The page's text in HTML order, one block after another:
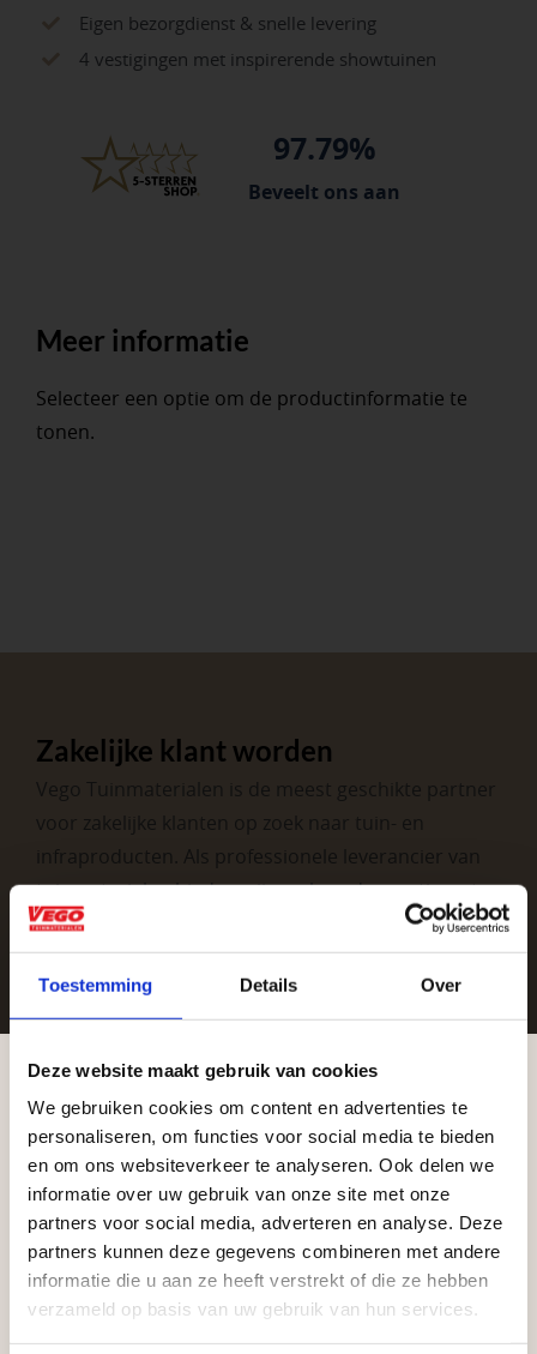
Toestemming Details Over
Deze website maakt gebruik van cookies
We gebruiken cookies om content en advertenties te
personaliseren, om functies voor social media te bieden
en om ons websiteverkeer te analyseren. Ook delen we
informatie over uw gebruik van onze site met onze
partners voor social media, adverteren en analyse. Deze
partners kunnen deze gegevens combineren met andere
informatie die u aan ze heeft verstrekt of die ze hebben
verzameld op basis van uw gebruik van hun services.
Eigen bezorgdienst & snelle levering
4 vestigingen met inspirerende showtuinen
97.79%
Beveelt ons aan
Meer informatie
Selecteer een optie om de productinformatie te
tonen.
Zakelijke klant worden
Vego Tuinmaterialen is de meest geschikte partner
voor zakelijke klanten op zoek naar tuin- en
infraproducten. Als professionele leverancier van
tuinmaterialen bieden wij een breed assortiment
aan producten van topkwaliteit. Lees meer over de
zakelijke mogelijkheden.
Vrijblijvend advies?
Geen probleem, wij hebben alles voor uw
tuin en onze medewerkers adviseren je
Aangepaste openingstijden tijdens de
vakantieperiode
Waardenburg en Vego Dordrecht hanteren tijdens
de vakantieperiode aangepaste openingstijden op
zaterdag. Bekijk de vestigingspagina voor de
actuele openingstijden.